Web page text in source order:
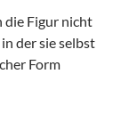
die Figur nicht
der sie selbst
Form